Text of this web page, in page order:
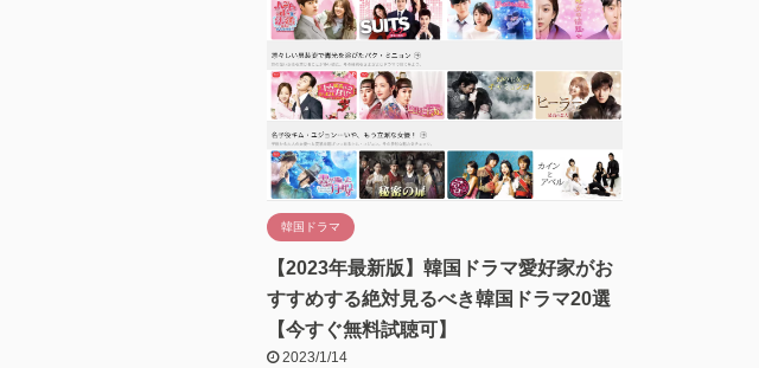
韓国ドラマ
【2023年最新版】韓国ドラマ愛好家がお
すすめする絶対見るべき韓国ドラマ20選
【今すぐ無料試聴可】
2023/1/14